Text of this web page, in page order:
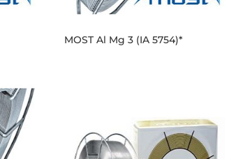
MOST Al Mg 3 (IA 5754)*